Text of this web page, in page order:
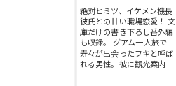
絶対ヒミツ、イケメン機長
彼氏との甘い職場恋愛！ 文
庫だけの書き下ろし番外編
も収録。 グアム一人旅で
寿々が出会ったフキと呼ば
れる男性。彼に観光案内…